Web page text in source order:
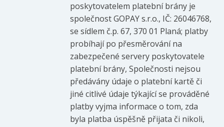
poskytovatelem platební brány je
společnost GOPAY s.r.o., IČ: 26046768,
se sídlem č.p. 67, 370 01 Planá; platby
probíhají po přesměrování na
zabezpečené servery poskytovatele
platební brány, Společnosti nejsou
předávány údaje o platební kartě či
jiné citlivé údaje týkající se prováděné
platby vyjma informace o tom, zda
byla platba úspěšně přijata či nikoli,